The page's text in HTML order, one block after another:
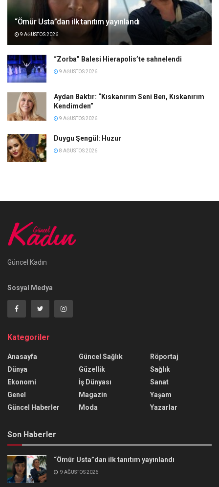
“Ömür Usta”dan ilk tanıtım yayınlandı
9 AĞUSTOS 2026
“Zorba” Balesi Hierapolis’te sahnelendi
9 AĞUSTOS 2026
Aydan Baktır: “Kıskanırım Seni Ben, Kıskanırım
Kendimden”
9 AĞUSTOS 2026
Duygu Şengül: Huzur
8 AĞUSTOS 2026
Güncel Kadın
Sosyal Medya
Kategoriler
Anasayfa
Dünya
Ekonomi
Genel
Güncel Haberler
Güncel Sağlık
Güzellik
İş Dünyası
Magazin
Moda
Röportaj
Sağlık
Sanat
Yaşam
Yazarlar
Son Haberler
“Ömür Usta”dan ilk tanıtım yayınlandı
9 AĞUSTOS 2026